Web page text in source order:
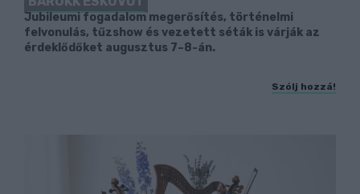
Jubileumi fogadalom megerősítés, történelmi
felvonulás, tűzshow és vezetett séták is várják az
érdeklődőket augusztus 7–8-án.
Szólj hozzá!